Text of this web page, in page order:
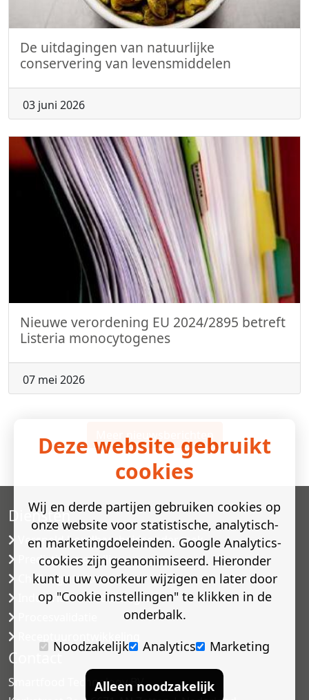
De uitdagingen van natuurlijke
conservering van levensmiddelen
03 juni 2026
Nieuwe verordening EU 2024/2895 betreft
Listeria monocytogenes
07 mei 2026
Meer nieuwsberichten
Diensten
Versneld houdbaarheidsonderzoek
Predictive modelling
Challenge testen
Industriële microbiologie
Contact
Smartfood Technology BV
Deze website gebruikt
cookies
Wij en derde partijen gebruiken cookies op
onze website voor statistische, analytisch-
en marketingdoeleinden. Google Analytics-
cookies zijn geanonimiseerd. Hieronder
kunt u uw voorkeur wijzigen en later door
op "Cookie instellingen" te klikken in de
onderbalk.
Noodzakelijk
Analytics Marketing
Alleen noodzakelijk